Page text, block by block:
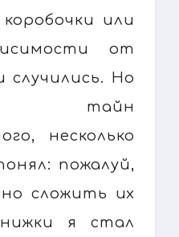
или
от
случились. Но
тайн
несколько
пожалуй,
сложить их
я стал